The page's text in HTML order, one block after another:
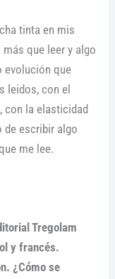
tinta en mis
que leer y algo
evolución que
leidos, con el
con la elasticidad
de escribir algo
me lee.
Tregolam
y francés.
¿Cómo se